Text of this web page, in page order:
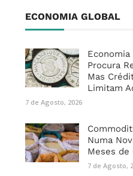
ECONOMIA GLOBAL
Economia
Procura
Mas
Limitam
7 de Agosto, 2026
Numa
Meses
7 de Agosto,